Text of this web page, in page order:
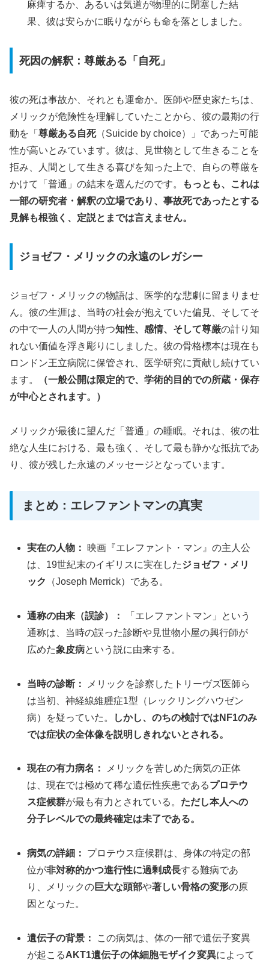
麻痺するか、あるいは気道が物理的に閉塞した結
果、彼は安らかに眠りながらも命を落としました。
死因の解釈：尊厳ある「自死」
彼の死は事故か、それとも運命か。医師や歴史家たちは、
メリックが危険性を理解していたことから、彼の最期の行
動を「 尊厳ある自死（Suicide by choice）」であった可能
性が高いとみています。彼は、見世物として生きることを
拒み、人間として生きる喜びを知った上で、自らの尊厳を
かけて「普通」の結末を選んだのです。
もっとも、これは
一部の研究者・解釈の立場であり、事故死であったとする
見解も根強く、定説とまでは言えません。
ジョゼフ・メリックの永遠のレガシー
ジョゼフ・メリックの物語は、医学的な悲劇に留まりませ
ん。彼の生涯は、当時の社会が抱えていた偏見、そしてそ
の中で一人の人間が持つ知性、感情、そして尊厳の計り知
れない価値を浮き彫りにしました。彼の骨格標本は現在も
ロンドン王立病院に保管され、医学研究に貢献し続けてい
ます。
（一般公開は限定的で、学術的目的での所蔵・保存
が中心とされます。）
メリックが最後に望んだ「普通」の睡眠。それは、彼の壮
絶な人生における、最も強く、そして最も静かな抵抗であ
り、彼が残した永遠のメッセージとなっています。
まとめ：エレファントマンの真実
実在の人物：
映画『エレファント・マン』の主人公
は、19世紀末のイギリスに実在したジョゼフ・メリ
ック
（Joseph Merrick）である。
通称の由来（誤診）：
「エレファントマン」という
通称は、当時の誤った診断や見世物小屋の興行師が
広めた象皮病という説に由来する。
当時の診断：
メリックを診察したトリーヴズ医師ら
は当初、神経線維腫症1型（レックリングハウゼン
病）を疑っていた。
しかし、のちの検討ではNF1のみ
では症状の全体像を説明しきれないとされる。
現在の有力病名：
メリックを苦しめた病気の正体
は、現在では極めて稀な遺伝性疾患であるプロテウ
ス症候群が最も有力とされている。 ただし本人への
分子レベルでの最終確定は未了である。
病気の詳細：
プロテウス症候群は、身体の特定の部
位が非対称的かつ進行性に過剰成長する難病であ
り、メリックの巨大な頭部や著しい骨格の変形の原
因となった。
遺伝子の背景：
この病気は、体の一部で遺伝子変異
が起こるAKT1遺伝子の体細胞モザイク変異によって